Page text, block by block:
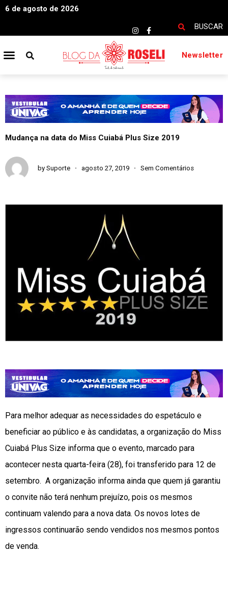
6 de agosto de 2026
BUSCAR
Newsletter
Mudança na data do Miss Cuiabá Plus Size 2019
by Suporte agosto 27, 2019 Sem Comentários
Para melhor adequar as necessidades do espetáculo e
beneficiar ao público e às candidatas, a organização do Miss
Cuiabá Plus Size informa que o evento, marcado para
acontecer nesta quarta-feira (28), foi transferido para 12 de
setembro. A organização informa ainda que quem já garantiu
o convite não terá nenhum prejuízo, pois os mesmos
continuam valendo para a nova data. Os novos lotes de
ingressos continuarão sendo vendidos nos mesmos pontos
de venda.